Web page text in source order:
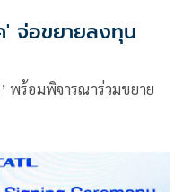
' จ่อขยายลงทุน
พร้อมพิจารณาร่วมขยาย